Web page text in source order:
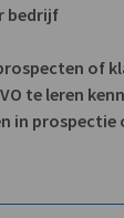
bedrijf
of
te leren
in prospectie